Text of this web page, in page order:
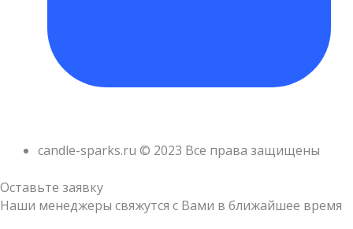
candle-sparks.ru © 2023 Все права защищены
Оставьте заявку
Наши менеджеры свяжутся с Вами в ближайшее время